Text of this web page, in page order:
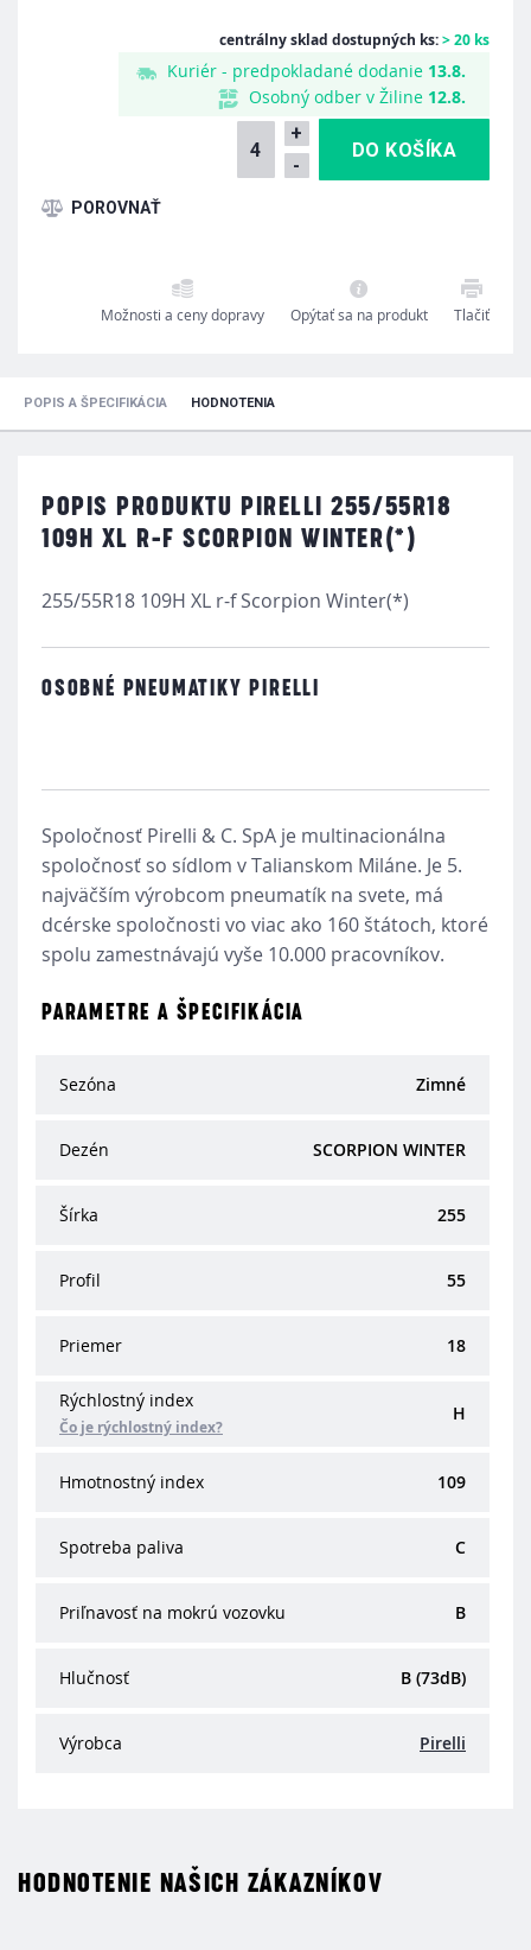
centrálny sklad dostupných ks:> 20 ks
Kuriér - predpokladané dodanie 13.8.
Osobný odber v Žiline 12.8.
+
-
Možnosti a ceny dopravy Opýtať sa na produkt Tlačiť
POPIS A ŠPECIFIKÁCIA HODNOTENIA
POPIS PRODUKTU PIRELLI 255/55R18
109H XL R-F SCORPION WINTER(*)
255/55R18 109H XL r-f Scorpion Winter(*)
OSOBNÉ PNEUMATIKY PIRELLI
Spoločnosť Pirelli & C. SpA je multinacionálna
spoločnosť so sídlom v Talianskom Miláne. Je 5.
najväčším výrobcom pneumatík na svete, má
dcérske spoločnosti vo viac ako 160 štátoch, ktoré
spolu zamestnávajú vyše 10.000 pracovníkov.
PARAMETRE A ŠPECIFIKÁCIA
Sezóna Zimné
Dezén SCORPION WINTER
Šírka 255
Profil 55
Priemer 18
Rýchlostný index
Čo je rýchlostný index?
H
Hmotnostný index 109
Spotreba paliva C
Priľnavosť na mokrú vozovku B
Hlučnosť B (73dB)
Výrobca Pirelli
HODNOTENIE NAŠICH ZÁKAZNÍKOV